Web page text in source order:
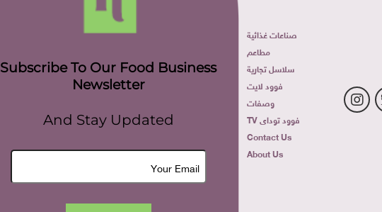
صناعات غذائية
مطاعم
سلاسل تجارية
فوود لايت
وصفات
فوود توداى TV
Contact Us
About Us
Subscribe To Our Food Business
Newsletter
And Stay Updated